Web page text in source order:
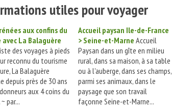
utiles pour voyager
aux confins du
avec La Balaguère
des voyages à pieds
reconnu du tourisme
La Balaguère
depuis près de 30 ans
aux 4 coins du
par...
Accueil paysan Ile-de-France
> Seine-et-Marne Accueil
Paysan dans un gîte en milieu
rural, dans sa maison, à sa table
ou à l'auberge, dans ses champs,
parmi ses animaux, dans le
paysage que son travail
façonne Seine-et-Marne...